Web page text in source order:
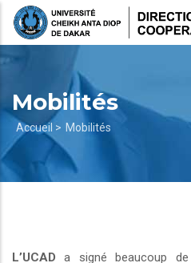
Aller
Mobilités
Fil
d'Ariane
Accueil > Mobilités
L’UCAD a signé beaucoup de